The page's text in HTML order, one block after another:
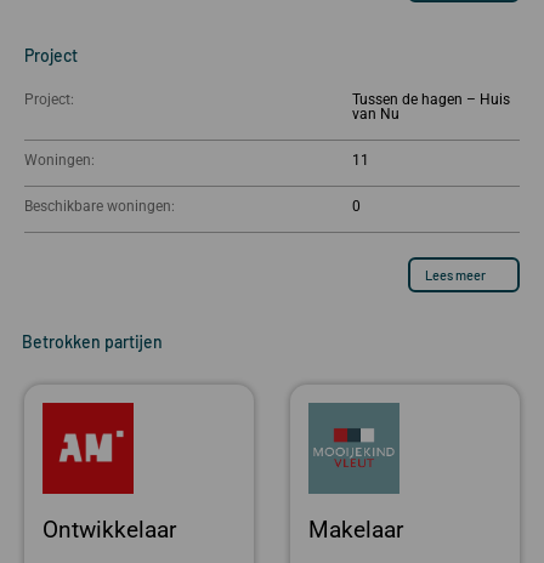
Project
Project:
Tussen de hagen – Huis
van Nu
Woningen: 11
Beschikbare woningen: 0
Lees meer
Betrokken partijen
Ontwikkelaar Makelaar